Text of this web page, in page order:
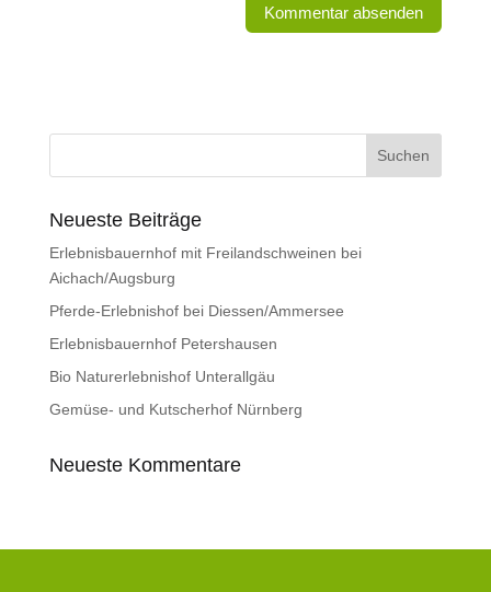
Neueste Beiträge
Erlebnisbauernhof mit Freilandschweinen bei
Aichach/Augsburg
Pferde-Erlebnishof bei Diessen/Ammersee
Erlebnisbauernhof Petershausen
Bio Naturerlebnishof Unterallgäu
Gemüse- und Kutscherhof Nürnberg
Neueste Kommentare